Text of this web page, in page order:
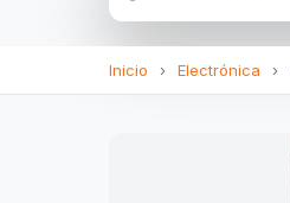
Inicio › Electrónica ›